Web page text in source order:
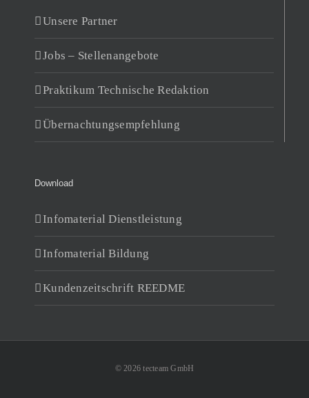
Unsere Partner
Jobs – Stellenangebote
Praktikum Technische Redaktion
Übernachtungsempfehlung
Download
Infomaterial Dienstleistung
Infomaterial Bildung
Kundenzeitschrift REEDME
© 2026 tecteam GmbH